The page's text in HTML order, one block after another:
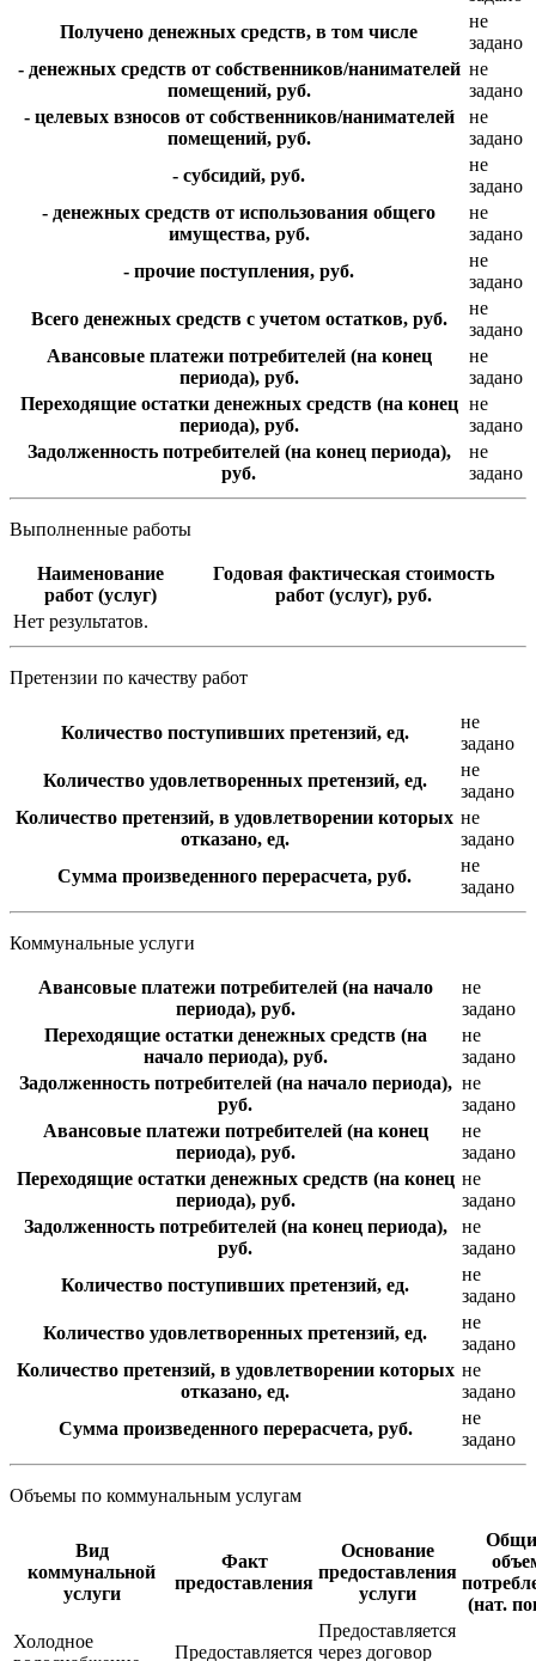
Получено денежных средств, в том числе
не
задано
- денежных средств от собственников/нанимателей
помещений, руб.
не
задано
- целевых взносов от собственников/нанимателей
помещений, руб.
не
задано
- субсидий, руб.
не
задано
- денежных средств от использования общего
имущества, руб.
не
задано
- прочие поступления, руб.
не
задано
Всего денежных средств с учетом остатков, руб.
не
задано
Авансовые платежи потребителей (на конец
периода), руб.
не
задано
Переходящие остатки денежных средств (на конец
периода), руб.
не
задано
Задолженность потребителей (на конец периода),
руб.
не
задано
Выполненные работы
Наименование
работ (услуг)
Годовая фактическая стоимость
работ (услуг), руб.
Нет результатов.
Претензии по качеству работ
Количество поступивших претензий, ед.
не
задано
Количество удовлетворенных претензий, ед.
не
задано
Количество претензий, в удовлетворении которых
отказано, ед.
не
задано
Сумма произведенного перерасчета, руб.
не
задано
Коммунальные услуги
Авансовые платежи потребителей (на начало
периода), руб.
не
задано
Переходящие остатки денежных средств (на
начало периода), руб.
не
задано
Задолженность потребителей (на начало периода),
руб.
не
задано
Авансовые платежи потребителей (на конец
периода), руб.
не
задано
Переходящие остатки денежных средств (на конец
периода), руб.
не
задано
Задолженность потребителей (на конец периода),
руб.
не
задано
Количество поступивших претензий, ед.
не
задано
Количество удовлетворенных претензий, ед.
не
задано
Количество претензий, в удовлетворении которых
отказано, ед.
не
задано
Сумма произведенного перерасчета, руб.
не
задано
Объемы по коммунальным услугам
Вид
коммунальной
услуги
Факт
предоставления
Основание
предоставления
услуги
(нат.
Холодное
Предоставляется
Предоставляется
через договор